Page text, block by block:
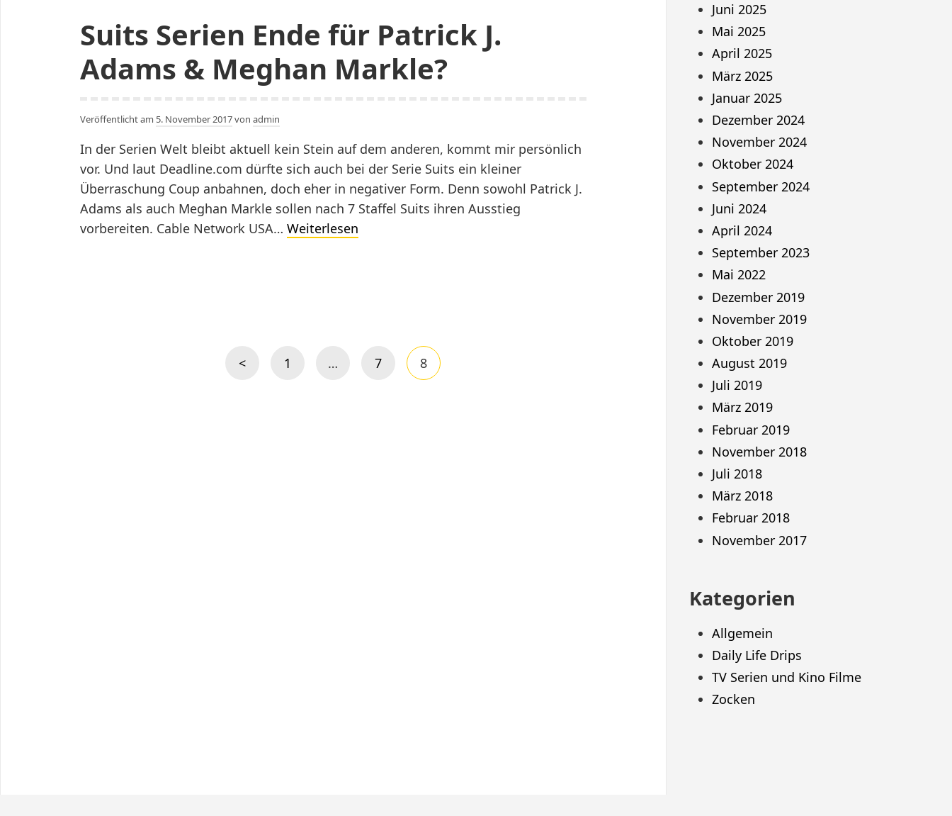
Bitcoin?
Suits Serien Ende für Patrick J.
Adams & Meghan Markle?
Veröffentlicht am 5. November 2017von admin
In der Serien Welt bleibt aktuell kein Stein auf dem anderen, kommt mir persönlich
vor. Und laut Deadline.com dürfte sich auch bei der Serie Suits ein kleiner
Überraschung Coup anbahnen, doch eher in negativer Form. Denn sowohl Patrick J.
Adams als auch Meghan Markle sollen nach 7 Staffel Suits ihren Ausstieg
vorbereiten. Cable Network USA… Weiterlesen
Vorherige
<
Seite
1 …
Seite
7
Seite
8
Juni 2025
Mai 2025
April 2025
März 2025
Januar 2025
Dezember 2024
November 2024
Oktober 2024
September 2024
Juni 2024
April 2024
September 2023
Mai 2022
Dezember 2019
November 2019
Oktober 2019
August 2019
Juli 2019
März 2019
Februar 2019
November 2018
Juli 2018
März 2018
Februar 2018
November 2017
Kategorien
Allgemein
Daily Life Drips
TV Serien und Kino Filme
Zocken